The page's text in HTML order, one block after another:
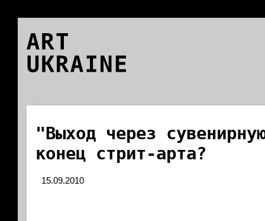
ART
UKRAINE
"Выход через
конец стрит-арта?
15.09.2010